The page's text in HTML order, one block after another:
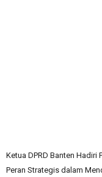
Ketua DPRD Banten Hadiri
Peran Strategis dalam